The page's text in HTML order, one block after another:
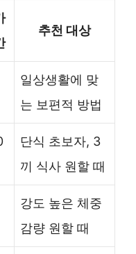
추천 대상
일상생활에 맞
는 보편적 방법
단식 초보자, 3
끼 식사 원할 때
강도 높은 체중
감량 원할 때